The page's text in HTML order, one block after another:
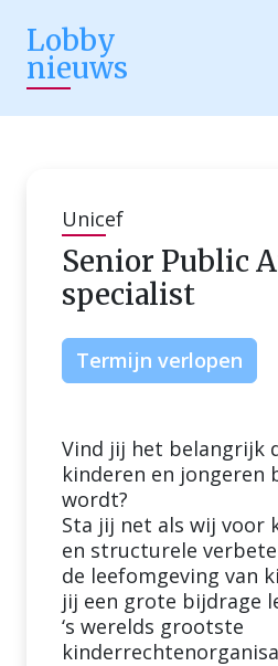
Lobby
nieuws
Unicef
Senior Public
specialist
Termijn verlopen
Vind jij het belangrijk
kinderen en jongeren
wordt?
Sta jij net als wij voor
en structurele
de leefomgeving van
jij een grote bijdrage
‘s werelds grootste